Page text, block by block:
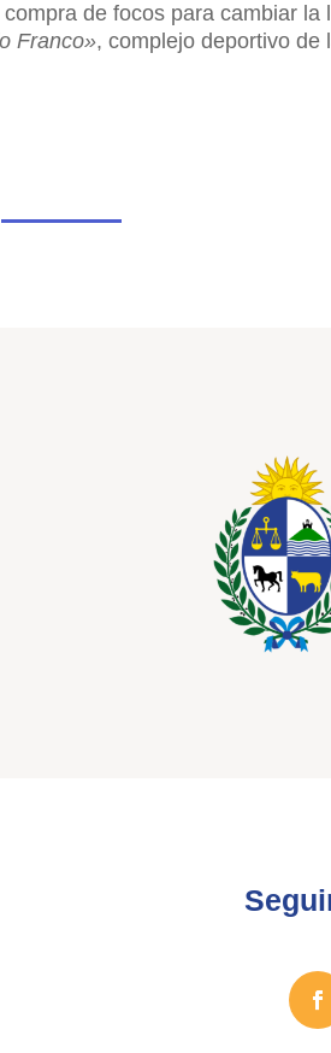
de focos para cambiar la
Franco», complejo deportivo de